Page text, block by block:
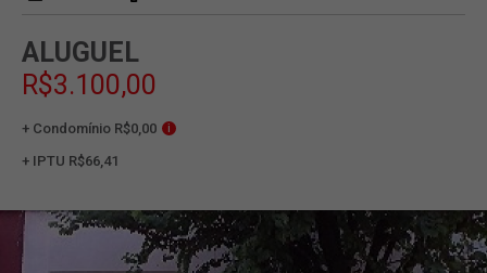
ALUGUEL
R$3.100,00
+ Condomínio R$0,00 i
+ IPTU R$66,41